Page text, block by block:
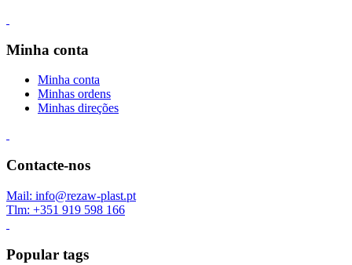
Minha conta
Minha conta
Minhas ordens
Minhas direções
Contacte-nos
Mail: info@rezaw-plast.pt
Tlm: +351 919 598 166
Popular tags